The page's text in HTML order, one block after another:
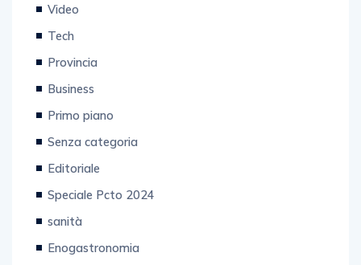
Video
Tech
Provincia
Business
Primo piano
Senza categoria
Editoriale
Speciale Pcto 2024
sanità
Enogastronomia